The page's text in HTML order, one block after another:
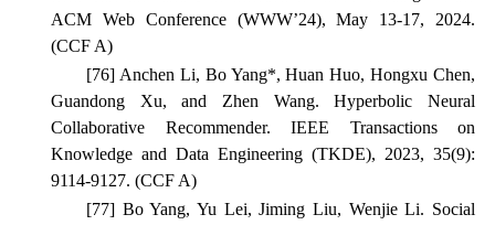
ACM Web Conference(WWW’24), May 13-17, 2024.
(CCF A)
[76] Anchen Li, Bo Yang*, Huan Huo, Hongxu Chen,
Guandong Xu, and Zhen Wang. Hyperbolic Neural
Collaborative Recommender. IEEE Transactions on
Knowledge and Data Engineering (TKDE), 2023, 35(9):
9114-9127. (CCF A)
[77] Bo Yang, Yu Lei, Jiming Liu, Wenjie Li. Social